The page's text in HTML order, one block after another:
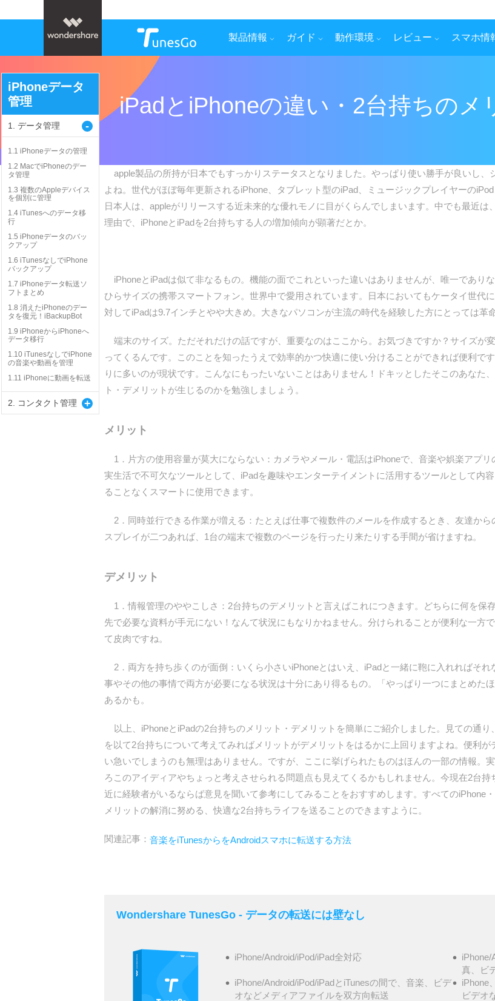
製品情報 ガイド 動作環境 レビュー スマホ情
iPadとiPhoneの違い・2台持ちのメ
apple製品の所持が日本でもすっかりステータスとなりました。やっぱり使い勝手が良いし、
よね。世代がほぼ毎年更新されるiPhone、タブレット型のiPad、ミュージックプレイヤーの
日本人は、appleがリリースする近未来的な優れモノに目がくらんでしまいます。中でも最近
理由で、iPhoneとiPadを2台持ちする人の増加傾向が顕著だとか。
iPhoneとiPadは似て非なるもの。機能の面でこれといった違いはありませんが、唯一であり
ひらサイズの携帯スマートフォン。世界中で愛用されています。日本においてもケータイ世代
対してiPadは9.7インチとやや大きめ。大きなパソコンが主流の時代を経験した方にとっては革
端末のサイズ。ただそれだけの話ですが、重要なのはここから。お気づきですか？サイズが
ってくるんです。このことを知ったうえで効率的かつ快適に使い分けることができれば便利で
りに多いのが現状です。こんなにもったいないことはありません！ドキッとしたそこのあなた
ト・デメリットが生じるのかを勉強しましょう。
メリット
1．片方の使用容量が莫大にならない：カメラやメール・電話はiPhoneで、音楽や娯楽アプ
実生活で不可欠なツールとして、iPadを趣味やエンターテイメントに活用するツールとして内
ることなくスマートに使用できます。
2．同時並行できる作業が増える：たとえば仕事で複数件のメールを作成するとき、友達か
スプレイが二つあれば、1台の端末で複数のページを行ったり来たりする手間が省けますね。
デメリット
1．情報管理のややこしさ：2台持ちのデメリットと言えばこれにつきます。どちらに何を保
先で必要な資料が手元にない！なんて状況にもなりかねません。分けられることが便利な一方
て皮肉ですね。
2．両方を持ち歩くのが面倒：いくら小さいiPhoneとはいえ、iPadと一緒に鞄に入れればそ
事やその他の事情で両方が必要になる状況は十分にあり得るもの。「やっぱり一つにまとめ
あるかも。
以上、iPhoneとiPadの2台持ちのメリット・デメリットを簡単にご紹介しました。見ての通
を以て2台持ちについて考えてみればメリットがデメリットをはるかに上回りますよね。便利
い急いでしまうのも無理はありません。ですが、ここに挙げられたものはほんの一部の情報。
ろこのアイディアやちょっと考えさせられる問題点も見えてくるかもしれません。今現在2台
近に経験者がいるならば意見を聞いて参考にしてみることをおすすめします。すべてのiPhone
メリットの解消に努める、快適な2台持ちライフを送ることのできますように。
関連記事： 音楽をiTunesからをAndroidスマホに転送する方法
Wondershare TunesGo - データの転送には壁なし
iPhone/Android/iPod/iPad全対応
iPhone/
真、ビ
iPhone/Android/iPod/iPadとiTunesの間で、音楽、ビデ
オなどメディアファイルを双方向転送
iPhone
ビデオ
iPhoneデータ
管理
1. データ管理 -
1.1 iPhoneデータの管理
1.2 MacでiPhoneのデー
タ管理
1.3 複数のAppleデバイス
を個別に管理
1.4 iTunesへのデータ移
行
1.5 iPhoneデータのバッ
クアップ
1.6 iTunesなしでiPhone
バックアップ
1.7 iPhoneデータ転送ソ
フトまとめ
1.8 消えたiPhoneのデー
タを復元！iBackupBot
1.9 iPhoneからiPhoneへ
データ移行
1.10 iTunesなしでiPhone
の音楽や動画を管理
1.11 iPhoneに動画を転送
2. コンタクト管理 +